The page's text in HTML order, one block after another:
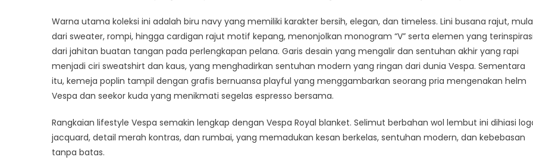
Warna utama koleksi ini adalah biru navy yang memiliki karakter bersih, elegan, dan timeless. Lini busana rajut,
dari sweater, rompi, hingga cardigan rajut motif kepang, menonjolkan monogram “V” serta elemen yang
dari jahitan buatan tangan pada perlengkapan pelana. Garis desain yang mengalir dan sentuhan akhir yang rapi
menjadi ciri sweatshirt dan kaus, yang menghadirkan sentuhan modern yang ringan dari dunia Vespa. Sementara
itu, kemeja poplin tampil dengan grafis bernuansa playful yang menggambarkan seorang pria mengenakan helm
Vespa dan seekor kuda yang menikmati segelas espresso bersama.
Rangkaian lifestyle Vespa semakin lengkap dengan Vespa Royal blanket. Selimut berbahan wol lembut ini dihiasi
jacquard, detail merah kontras, dan rumbai, yang memadukan kesan berkelas, sentuhan modern, dan kebebasan
tanpa batas.